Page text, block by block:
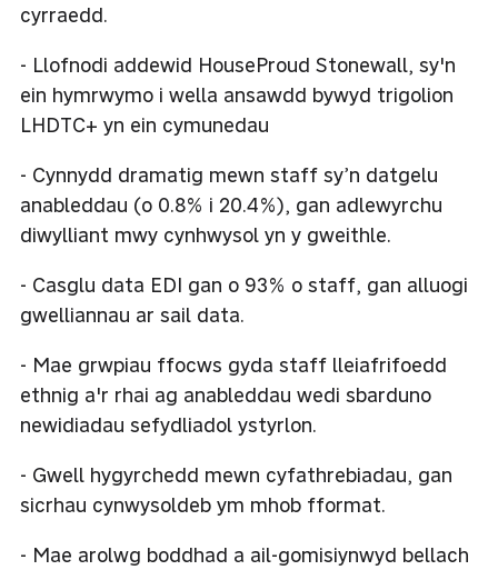
cyrraedd.
- Llofnodi addewid HouseProud Stonewall, sy'n
ein hymrwymo i wella ansawdd bywyd trigolion
LHDTC+ yn ein cymunedau
- Cynnydd dramatig mewn staff sy’n datgelu
anableddau (o 0.8% i 20.4%), gan adlewyrchu
diwylliant mwy cynhwysol yn y gweithle.
- Casglu data EDI gan o 93% o staff, gan alluogi
gwelliannau ar sail data.
- Mae grwpiau ffocws gyda staff lleiafrifoedd
ethnig a'r rhai ag anableddau wedi sbarduno
newidiadau sefydliadol ystyrlon.
- Gwell hygyrchedd mewn cyfathrebiadau, gan
sicrhau cynwysoldeb ym mhob fformat.
- Mae arolwg boddhad a ail-gomisiynwyd bellach